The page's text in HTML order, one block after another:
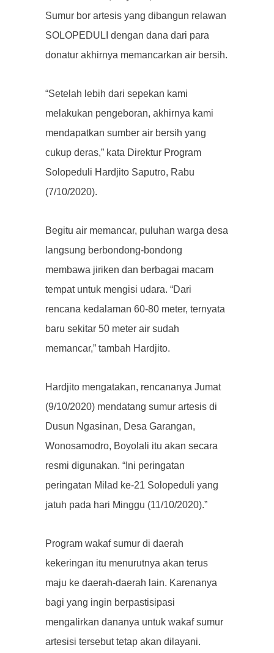
Sumur bor artesis yang dibangun relawan
SOLOPEDULI dengan dana dari para
donatur akhirnya memancarkan air bersih.
“Setelah lebih dari sepekan kami
melakukan pengeboran, akhirnya kami
mendapatkan sumber air bersih yang
cukup deras,” kata Direktur Program
Solopeduli Hardjito Saputro, Rabu
(7/10/2020).
Begitu air memancar, puluhan warga desa
langsung berbondong-bondong
membawa jiriken dan berbagai macam
tempat untuk mengisi udara. “Dari
rencana kedalaman 60-80 meter, ternyata
baru sekitar 50 meter air sudah
memancar,” tambah Hardjito.
Hardjito mengatakan, rencananya Jumat
(9/10/2020) mendatang sumur artesis di
Dusun Ngasinan, Desa Garangan,
Wonosamodro, Boyolali itu akan secara
resmi digunakan. “Ini peringatan
peringatan Milad ke-21 Solopeduli yang
jatuh pada hari Minggu (11/10/2020).”
Program wakaf sumur di daerah
kekeringan itu menurutnya akan terus
maju ke daerah-daerah lain. Karenanya
bagi yang ingin berpastisipasi
mengalirkan dananya untuk wakaf sumur
artesisi tersebut tetap akan dilayani.